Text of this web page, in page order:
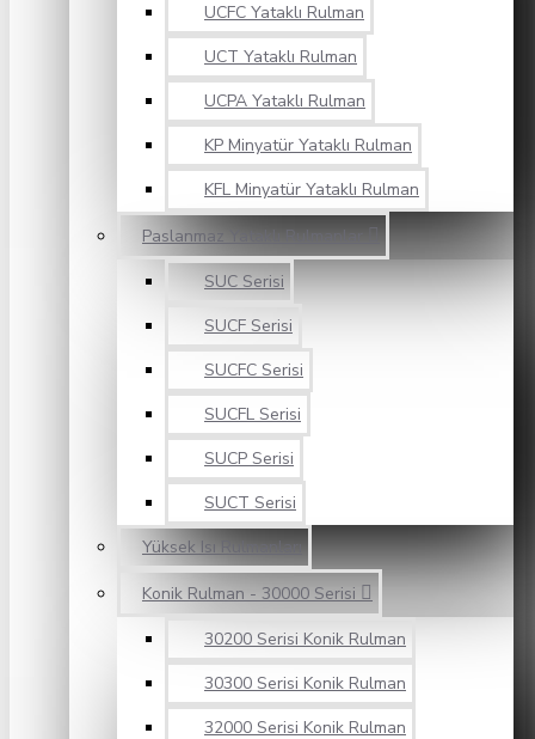
UCFC Yataklı Rulman
UCT Yataklı Rulman
UCPA Yataklı Rulman
KP Minyatür Yataklı Rulman
KFL Minyatür Yataklı Rulman
Paslanmaz Yataklı Rulmanlar
SUC Serisi
SUCF Serisi
SUCFC Serisi
SUCFL Serisi
SUCP Serisi
SUCT Serisi
Yüksek Isı Rulmanları
Konik Rulman - 30000 Serisi
30200 Serisi Konik Rulman
30300 Serisi Konik Rulman
32000 Serisi Konik Rulman